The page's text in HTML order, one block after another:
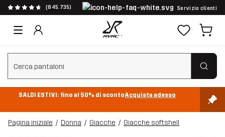
(845.735) Servizio clienti
Cancella ricerca
SALDI ESTIVI: fino al 50% di scontoAcquista adesso
Pagina iniziale Donna Giacche Giacche softshell